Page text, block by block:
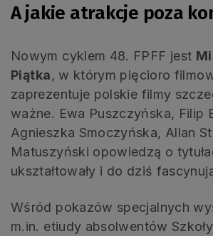
A jakie atrakcje poza
Nowym cyklem 48. FPFF jest
Piątka, w którym pięcioro
zaprezentuje polskie filmy
ważne. Ewa Puszczyńska, Filip
Agnieszka Smoczyńska, Allan
Matuszyński opowiedzą o
ukształtowały i do dziś
Wśród pokazów specjalnych
m.in. etiudy absolwentów